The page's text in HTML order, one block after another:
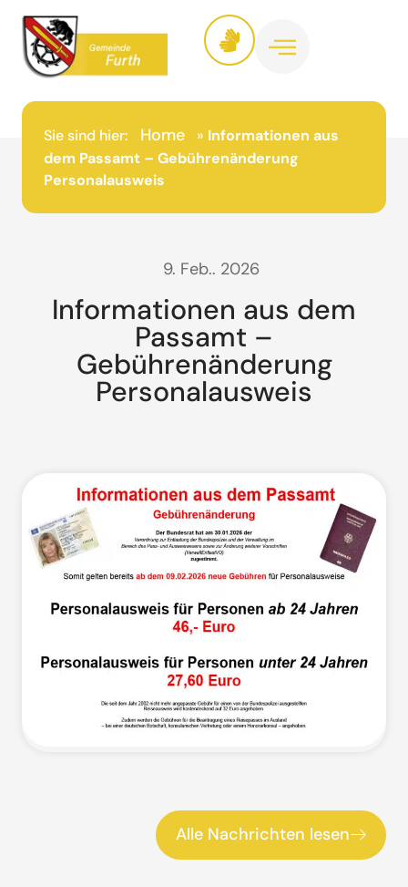
Sie sind hier: Home » Informationen aus
dem Passamt – Gebührenänderung
Personalausweis
9. Feb.. 2026
Informationen aus dem
Passamt –
Gebührenänderung
Personalausweis
Alle Nachrichten lesen